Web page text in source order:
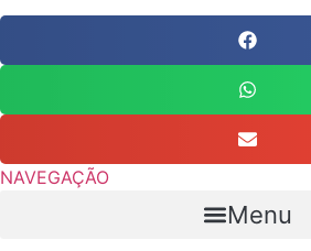
NAVEGAÇÃO
Menu